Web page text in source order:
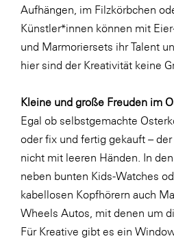
Lidl Österreich
Die Menü-Manufaktur
MTH Retail Group
OptimaMed
PAGRO
PHH Rechtsanwält:innen
Primark
Salesforce
sebamed
Aufhängen, im Filzkörbchen
Künstler*innen können mit
und Marmoriersets ihr Talent
hier sind der Kreativität keine
Kleine und große Freuden im
Egal ob selbstgemachte
oder fix und fertig gekauft –
nicht mit leeren Händen. In
neben bunten Kids-Watches
kabellosen Kopfhörern auch
Wheels Autos, mit denen um
Für Kreative gibt es ein